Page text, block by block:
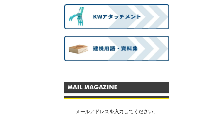
メールアドレスを入力してください。